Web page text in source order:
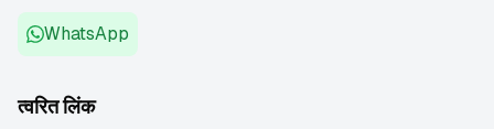
WhatsApp
त्वरित लिंक